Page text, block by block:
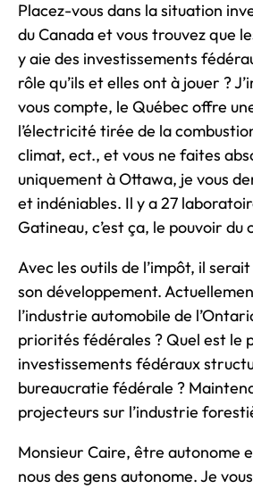
Placez-vous dans la situation
du Canada et vous trouvez que
y aie des investissements
rôle qu’ils et elles ont à jouer ?
vous compte, le Québec offre
l’électricité tirée de la
climat, ect., et vous ne faites
uniquement à Ottawa, je vous
et indéniables. Il y a 27
Gatineau, c’est ça, le pouvoir du
Avec les outils de l’impôt, il
son développement.
l’industrie automobile de
priorités fédérales ? Quel est le
investissements fédéraux
bureaucratie fédérale ?
projecteurs sur l’industrie
Monsieur Caire, être autonome
nous des gens autonome. Je